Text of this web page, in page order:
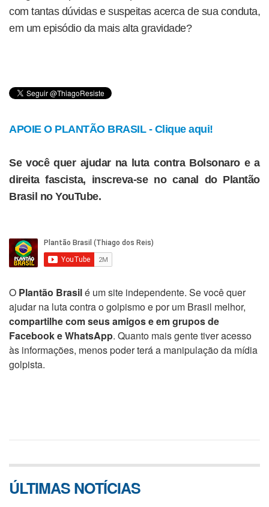
com tantas dúvidas e suspeitas acerca de sua conduta,
em um episódio da mais alta gravidade?
APOIE O PLANTÃO BRASIL - Clique aqui!
Se você quer ajudar na luta contra Bolsonaro e a
direita fascista, inscreva-se no canal do Plantão
Brasil no YouTube.
O Plantão Brasilé um site independente. Se você quer
ajudar na luta contra o golpismo e por um Brasil melhor,
compartilhe com seus amigos e em grupos de
Facebook e WhatsApp. Quanto mais gente tiver acesso
às informações, menos poder terá a manipulação da mídia
golpista.
ÚLTIMAS NOTÍCIAS